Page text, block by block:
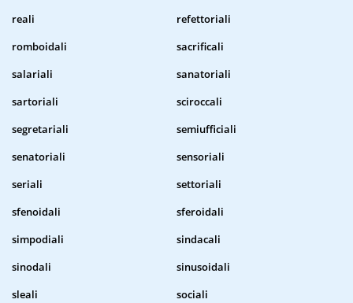
reali
refettoriali
romboidali
sacrificali
salariali
sanatoriali
sartoriali
sciroccali
segretariali
semiufficiali
senatoriali
sensoriali
seriali
settoriali
sfenoidali
sferoidali
simpodiali
sindacali
sinodali
sinusoidali
sleali
sociali